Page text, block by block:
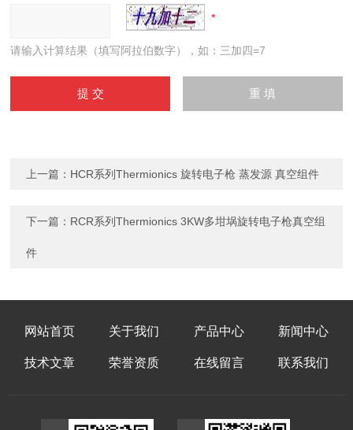
请输入计算结果（填写阿拉伯数字），如：三加四=7
上一篇： HCR系列Thermionics 旋转电子枪 蒸发源 真空组件
下一篇： RCR系列Thermionics 3KW多坩埚旋转电子枪真空组
件
网站首页 关于我们 产品中心 新闻中心
技术文章 荣誉资质 在线留言 联系我们